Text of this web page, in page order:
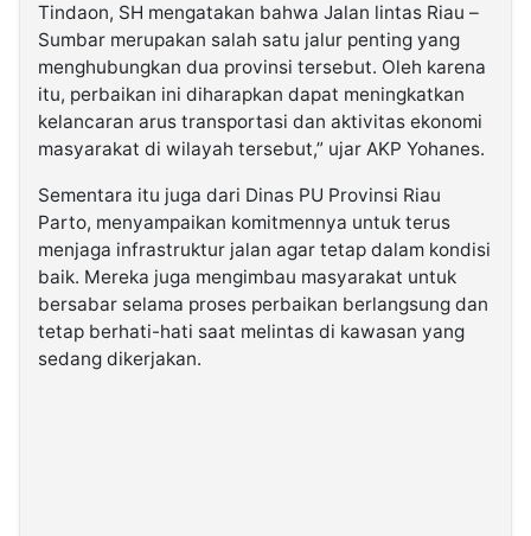
Tindaon, SH mengatakan bahwa Jalan lintas Riau –
Sumbar merupakan salah satu jalur penting yang
menghubungkan dua provinsi tersebut. Oleh karena
itu, perbaikan ini diharapkan dapat meningkatkan
kelancaran arus transportasi dan aktivitas ekonomi
masyarakat di wilayah tersebut,” ujar AKP Yohanes.
Sementara itu juga dari Dinas PU Provinsi Riau
Parto, menyampaikan komitmennya untuk terus
menjaga infrastruktur jalan agar tetap dalam kondisi
baik. Mereka juga mengimbau masyarakat untuk
bersabar selama proses perbaikan berlangsung dan
tetap berhati-hati saat melintas di kawasan yang
sedang dikerjakan.